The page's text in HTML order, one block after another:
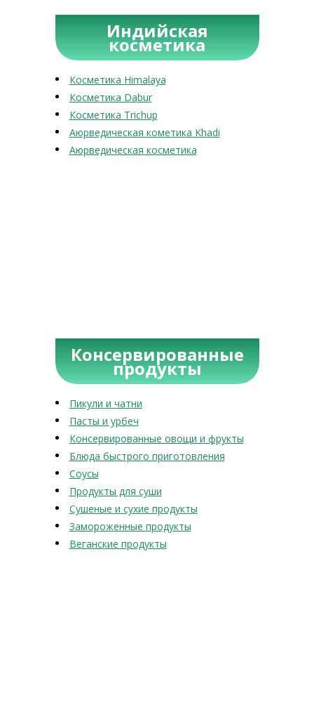
Индийская
косметика
Косметика Himalaya
Косметика Dabur
Косметика Trichup
Аюрведическая кометика Khadi
Аюрведическая косметика
Консервированные
продукты
Пикули и чатни
Пасты и урбеч
Консервированные овощи и фрукты
Блюда быстрого приготовления
Соусы
Продукты для суши
Сушеные и сухие продукты
Замороженные продукты
Веганские продукты